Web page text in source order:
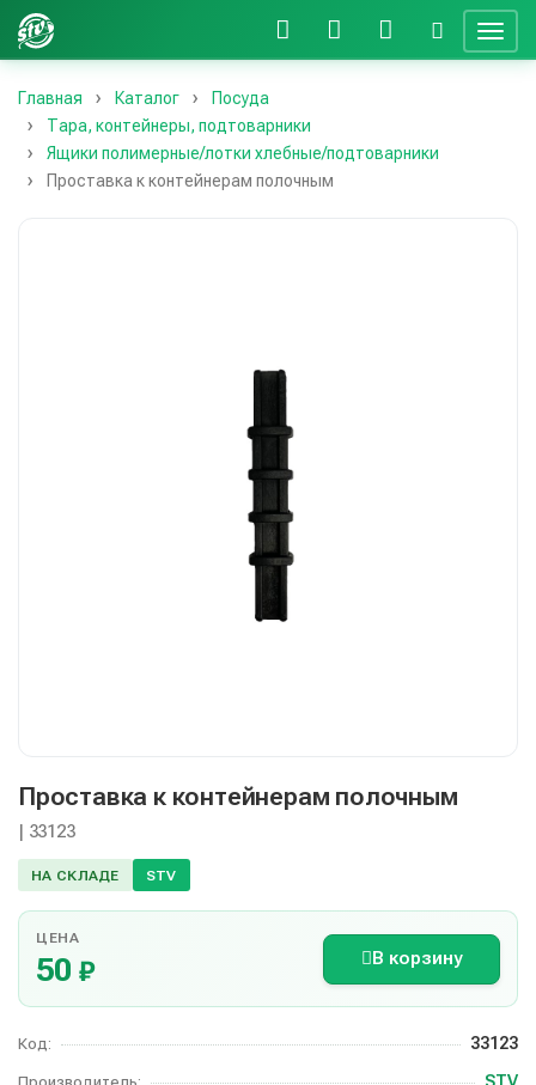
Главная Каталог
Посуда
Тара, контейнеры, подтоварники
Ящики полимерные/лотки хлебные/подтоварники
Проставка к контейнерам полочным
Проставка к контейнерам полочным
| 33123
НА СКЛАДЕ STV
ЦЕНА
50₽ В корзину
Код: 33123